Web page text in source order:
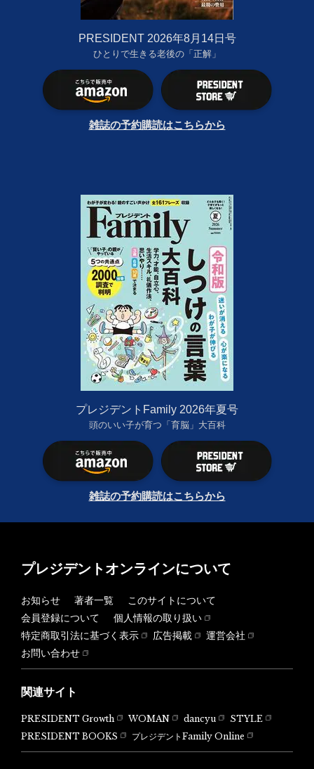
PRESIDENT 2026年8月14日号
ひとりで生きる老後の「正解」
雑誌の予約購読はこちらから
プレジデントFamily 2026年夏号
頭のいい子が育つ「育脳」大百科
雑誌の予約購読はこちらから
プレジデントオンラインについて
お知らせ 著者一覧
このサイトについて
会員登録について
個人情報の取り扱い
特定商取引法に基づく表示
広告掲載
運営会社
お問い合わせ
関連サイト
PRESIDENT Growth WOMAN dancyu
STYLE
PRESIDENT BOOKS
プレジデントFamily Online